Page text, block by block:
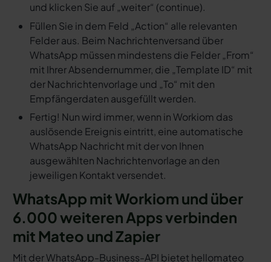
und klicken Sie auf „weiter“ (continue).
Füllen Sie in dem Feld „Action“ alle relevanten
Felder aus. Beim Nachrichtenversand über
WhatsApp müssen mindestens die Felder „From“
mit Ihrer Absendernummer, die „Template ID“ mit
der Nachrichtenvorlage und „To“ mit den
Empfängerdaten ausgefüllt werden.
Fertig! Nun wird immer, wenn in Workiom das
auslösende Ereignis eintritt, eine automatische
WhatsApp Nachricht mit der von Ihnen
ausgewählten Nachrichtenvorlage an den
jeweiligen Kontakt versendet.
WhatsApp mit Workiom und über
6.000 weiteren Apps verbinden
mit Mateo und Zapier
Mit der WhatsApp-Business-API bietet hellomateo